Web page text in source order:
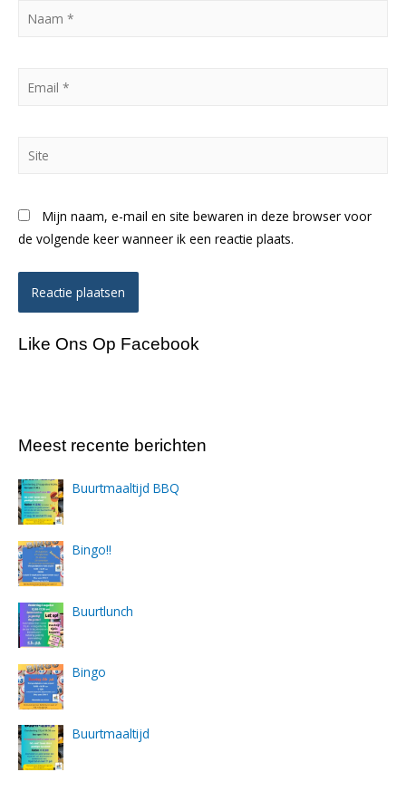
Naam
Mijn naam, e-mail en site bewaren in deze browser voor
de volgende keer wanneer ik een reactie plaats.
Like Ons Op Facebook
Meest recente berichten
Buurtmaaltijd BBQ
Bingo!!
Buurtlunch
Bingo
Buurtmaaltijd